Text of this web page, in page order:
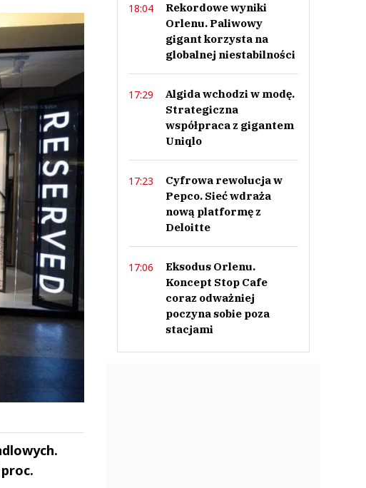
18:04
Rekordowe wyniki
Orlenu. Paliwowy
gigant korzysta na
globalnej niestabilności
17:29
Algida wchodzi w modę.
Strategiczna
współpraca z gigantem
Uniqlo
17:23
Cyfrowa rewolucja w
Pepco. Sieć wdraża
nową platformę z
Deloitte
17:06
Eksodus Orlenu.
Koncept Stop Cafe
coraz odważniej
poczyna sobie poza
stacjami